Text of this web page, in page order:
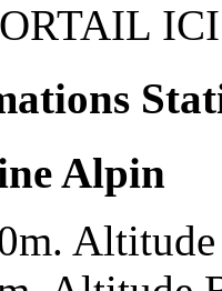
ICI
Alpin
Altitude